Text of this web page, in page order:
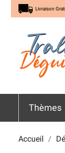
Livraison
Thèmes
Accueil